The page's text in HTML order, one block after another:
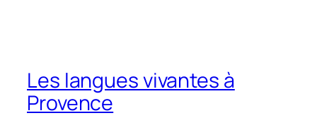
Les langues vivantes à
Provence